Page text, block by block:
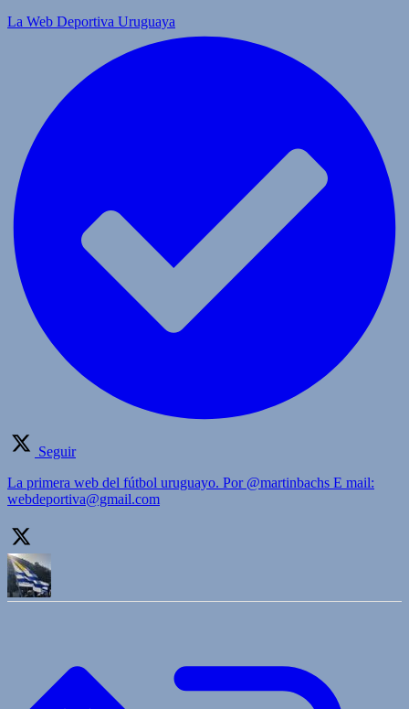
La Web Deportiva Uruguaya
Seguir
La primera web del fútbol uruguayo. Por @martinbachs E mail:
webdeportiva@gmail.com